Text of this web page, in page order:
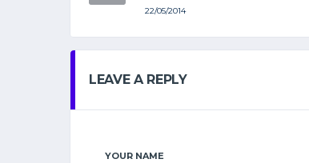
22/05/2014
LEAVE A REPLY
YOUR NAME